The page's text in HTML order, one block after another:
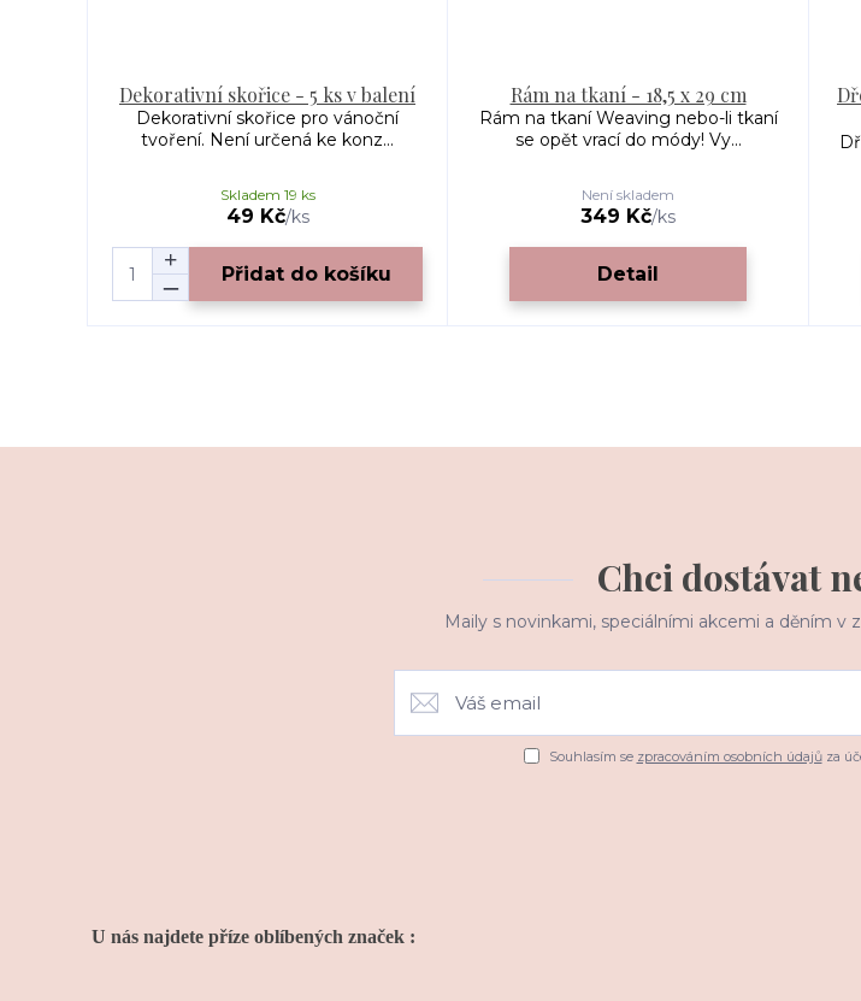
Dekorativní skořice - 5 ks v balení
Dekorativní skořice pro vánoční
tvoření. Není určená ke konz...
49 Kč/ks
Skladem 19 ks
Přidat do košíku
Rám na tkaní - 18,5 x 29 cm
Rám na tkaní Weaving nebo-li tkaní
se opět vrací do módy! Vy...
349 Kč/ks
Není skladem
Detail
Chci dostávat
Maily s novinkami, speciálními akcemi a děním v
Souhlasím se zpracováním osobních údajůza
U nás najdete příze oblíbených značek :